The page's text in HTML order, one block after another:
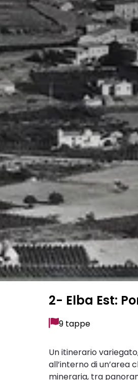
2- Elba Est:
9 tappe
Un itinerario
all’interno di
mineraria, tra